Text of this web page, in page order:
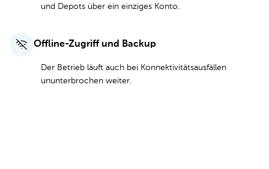
und Depots über ein einziges Konto.
Offline-Zugriff und Backup
Der Betrieb läuft auch bei Konnektivitätsausfällen
ununterbrochen weiter.